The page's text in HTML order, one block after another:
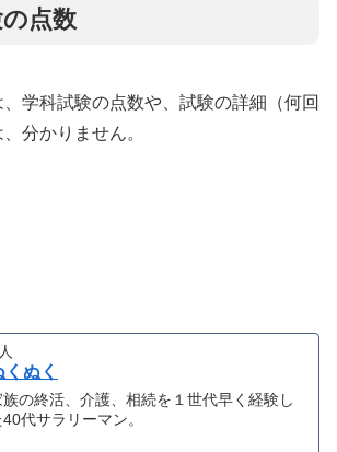
点数
学科試験の点数や、試験の詳細（何回
分かりません。
くぬく
族の終活、介護、相続を１世代早く経験し
40代サラリーマン。